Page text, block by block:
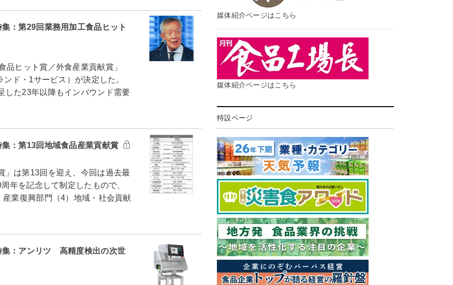
：第29回業務用加工食品ヒット
ヒット賞／外食産業貢献賞」
ド・1サービス）が決定した。
た23年以降もインバウンド需要
：第13回地域食品産業貢献賞
は第13回を迎え、今回は過去最
を記念して制定したもので、
業復興部門（4）地域・社会貢献
集：アンリツ 高精度検出の次世
媒体紹介ページはこちら
媒体紹介ページはこちら
特設ページ